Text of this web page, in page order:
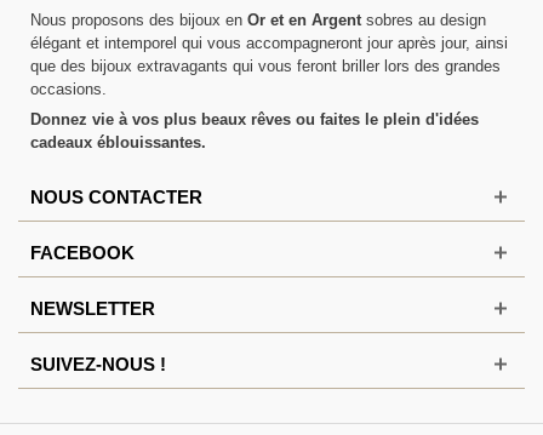
Nous proposons des bijoux en Or et en Argent sobres au design
élégant et intemporel qui vous accompagneront jour après jour, ainsi
que des bijoux extravagants qui vous feront briller lors des grandes
occasions.
Donnez vie à vos plus beaux rêves ou faites le plein d'idées
cadeaux éblouissantes.
NOUS CONTACTER
FACEBOOK
NEWSLETTER
SUIVEZ-NOUS !